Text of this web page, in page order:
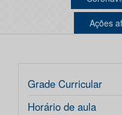
Ações
Grade Curricular
Horário de aula